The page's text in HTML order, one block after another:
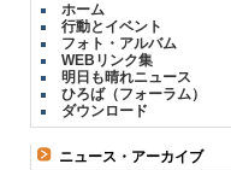
ホーム
行動とイベント
フォト・アルバム
WEBリンク集
明日も晴れニュース
ひろば（フォーラム）
ダウンロード
ニュース・アーカイブ